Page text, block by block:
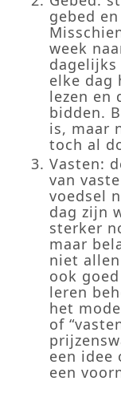
gebed
week
dagelijks
elke dag
lezen en
bidden.
is, maar
toch al
Vasten:
van
voedsel
dag zijn
sterker
maar
niet
ook
leren
het
of
een idee
een